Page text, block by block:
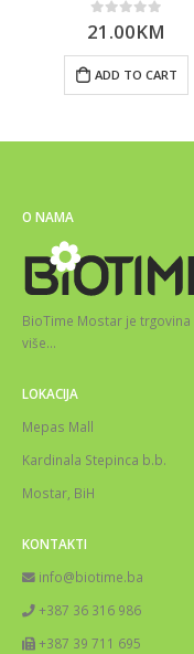
0 out of 5
21.00KM
ADD TO CART
O NAMA
BioTime Mostar je
više…
LOKACIJA
Mepas Mall
Kardinala Stepinca b.b.
Mostar, BiH
KONTAKTI
info@biotime.ba
+387 36 316 986
+387 39 711 695